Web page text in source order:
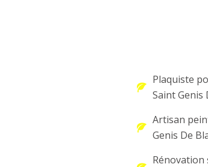
Plaquiste
Saint Genis
Artisan
Genis De
Rénovation